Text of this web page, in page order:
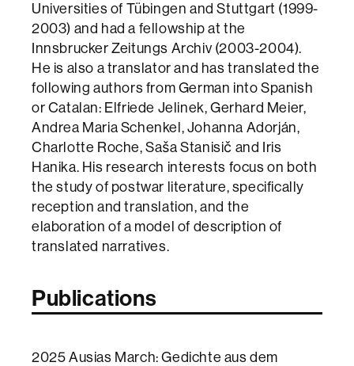
Universities of Tübingen and Stuttgart (1999-
2003) and had a fellowship at the
Innsbrucker Zeitungs Archiv (2003-2004).
He is also a translator and has translated the
following authors from German into Spanish
or Catalan: Elfriede Jelinek, Gerhard Meier,
Andrea Maria Schenkel, Johanna Adorján,
Charlotte Roche, Saša Stanisič and Iris
Hanika. His research interests focus on both
the study of postwar literature, specifically
reception and translation, and the
elaboration of a model of description of
translated narratives.
Publications
2025 Ausias March: Gedichte aus dem